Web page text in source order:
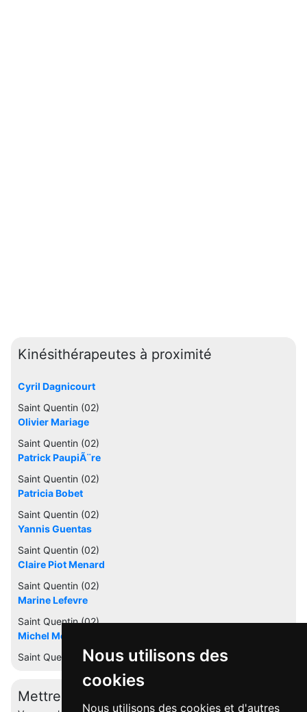
Nous utilisons des
cookies
Nous utilisons des cookies et d'autres
Kinésithérapeutes à proximité
Cyril Dagnicourt
Saint Quentin (02)
Olivier Mariage
Saint Quentin (02)
Patrick PaupiÃ¨re
Saint Quentin (02)
Patricia Bobet
Saint Quentin (02)
Yannis Guentas
Saint Quentin (02)
Claire Piot Menard
Saint Quentin (02)
Marine Lefevre
Saint Quentin (02)
Michel Meunier
Saint Quentin (02)
Mettre à jour cette fiche